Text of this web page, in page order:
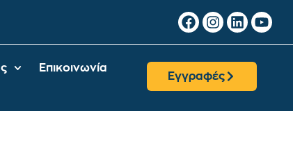
Επικοινωνία
Εγγραφές